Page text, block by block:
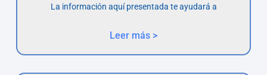
La información aquí presentada te ayudará a
Leer más >